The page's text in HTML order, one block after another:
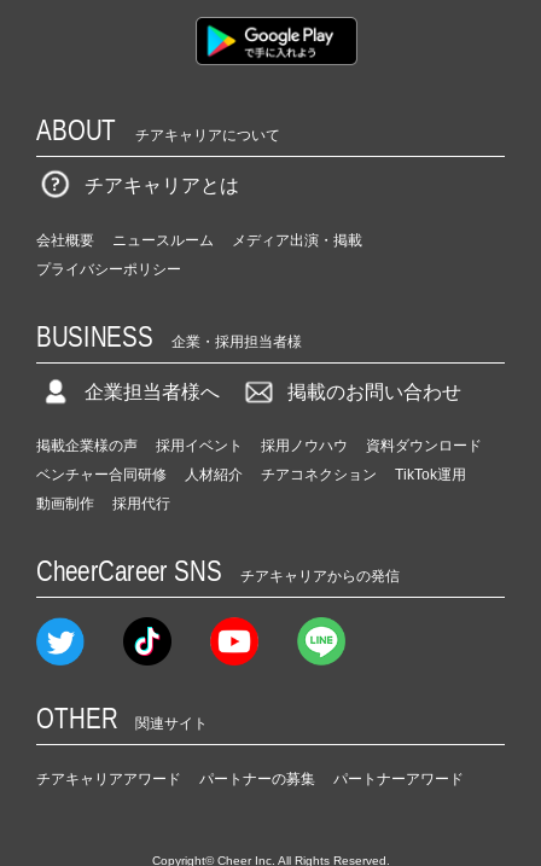
ABOUT チアキャリアについて
チアキャリアとは
会社概要 ニュースルーム
メディア出演・掲載
プライバシーポリシー
BUSINESS 企業・採用担当者様
企業担当者様へ 掲載のお問い合わせ
掲載企業様の声 採用イベント 採用ノウハウ
資料ダウンロード
ベンチャー合同研修
人材紹介 チアコネクション
TikTok運用
動画制作
採用代行
CheerCareer SNS チアキャリアからの発信
OTHER 関連サイト
チアキャリアアワード パートナーの募集 パートナーアワード
Copyright© Cheer Inc. All Rights Reserved.